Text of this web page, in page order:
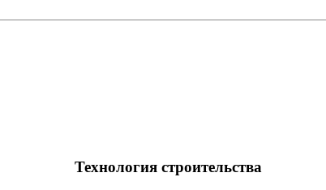
Технология строительства